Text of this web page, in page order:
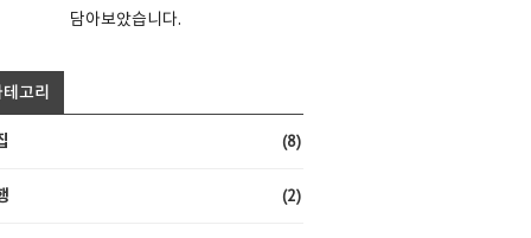
담아보았습니다.
고리
(8)
(2)